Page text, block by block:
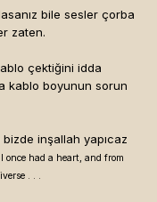
bile sesler çorba
zaten.
çektiğini idda
kablo boyunun sorun
inşallah yapıcaz
once had a heart, and from
. . .